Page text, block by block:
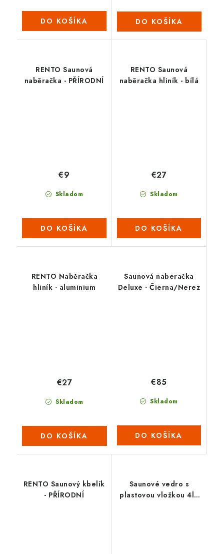
DO KOŠÍKA DO KOŠÍKA
RENTO Saunová
naběračka - PŘÍRODNÍ
Skladom
€9
DO KOŠÍKA
RENTO Saunová
naběračka hliník - bílá
Skladom
€27
DO KOŠÍKA
RENTO Naběračka
hliník - aluminium
Skladom
€27
DO KOŠÍKA
Saunová naberačka
Deluxe - Čierna/Nerez
Skladom
€85
DO KOŠÍKA
RENTO Saunový kbelík
- PŘÍRODNÍ
Saunové vedro s
plastovou vložkou 4l -